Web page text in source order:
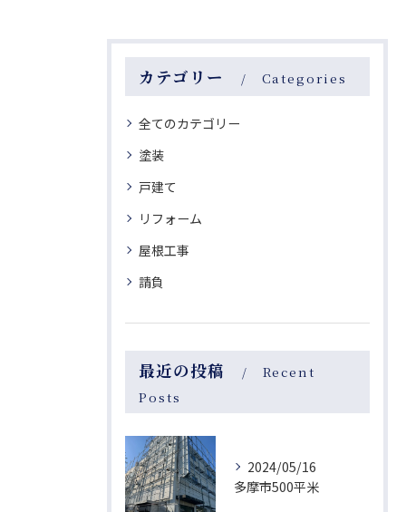
カテゴリー Categories
全てのカテゴリー
塗装
戸建て
リフォーム
屋根工事
請負
最近の投稿
Recent
Posts
2024/05/16
多摩市500平米